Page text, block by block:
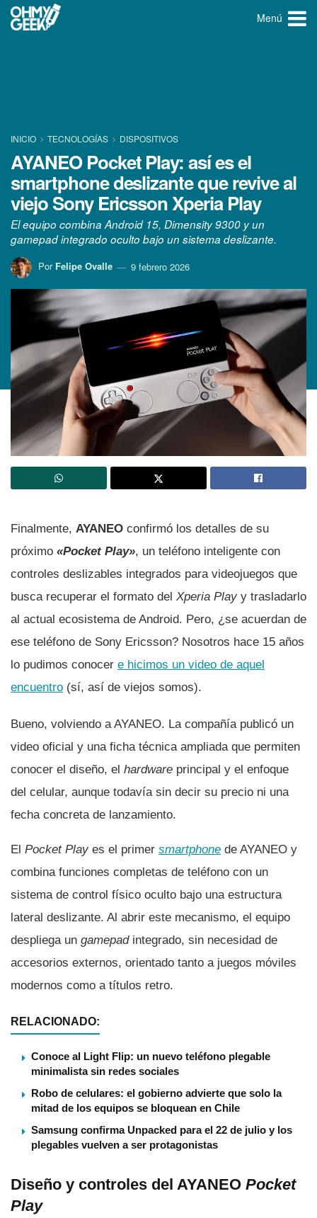
Menú
INICIO TECNOLOGÍ­AS DISPOSITIVOS
AYANEO Pocket Play: así es el
smartphone deslizante que revive al
viejo Sony Ericsson Xperia Play
El equipo combina Android 15, Dimensity 9300 y un
gamepad integrado oculto bajo un sistema deslizante.
Por Felipe Ovalle 9 febrero 2026
Finalmente, AYANEO confirmó los detalles de su
próximo «Pocket Play», un teléfono inteligente con
controles deslizables integrados para videojuegos que
busca recuperar el formato del Xperia Play y trasladarlo
al actual ecosistema de Android. Pero, ¿se acuerdan de
ese teléfono de Sony Ericsson? Nosotros hace 15 años
lo pudimos conocer e hicimos un video de aquel
encuentro (sí, así de viejos somos).
Bueno, volviendo a AYANEO. La compañía publicó un
video oficial y una ficha técnica ampliada que permiten
conocer el diseño, el hardware principal y el enfoque
del celular, aunque todavía sin decir su precio ni una
fecha concreta de lanzamiento.
El Pocket Play es el primer smartphone de AYANEO y
combina funciones completas de teléfono con un
sistema de control físico oculto bajo una estructura
lateral deslizante. Al abrir este mecanismo, el equipo
despliega un gamepadintegrado, sin necesidad de
accesorios externos, orientado tanto a juegos móviles
modernos como a títulos retro.
RELACIONADO:
Conoce al Light Flip: un nuevo teléfono plegable
minimalista sin redes sociales
Robo de celulares: el gobierno advierte que solo la
mitad de los equipos se bloquean en Chile
Samsung confirma Unpacked para el 22 de julio y los
plegables vuelven a ser protagonistas
Diseño y controles del AYANEO Pocket
Play